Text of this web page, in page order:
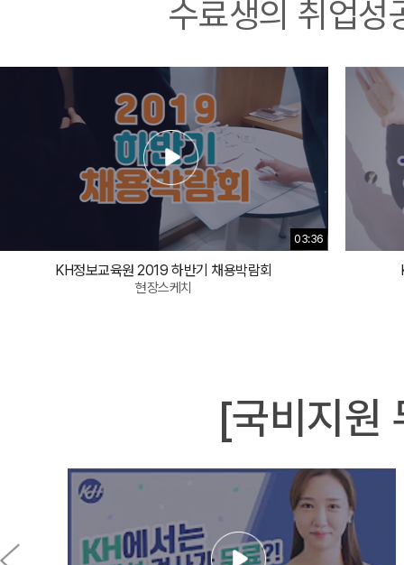
수료생의 취업
03:36
KH정보교육원 2019 하반기 채용박람회
현장스케치
[국비지원